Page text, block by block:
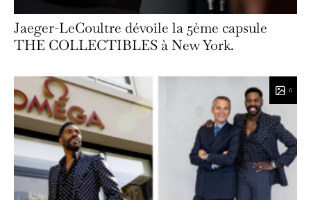
Jaeger-LeCoultre dévoile la 5ème capsule
THE COLLECTIBLES à New York.
6